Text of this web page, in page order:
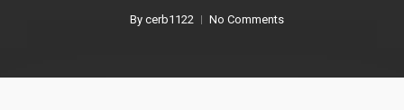
By cerb1122 No Comments